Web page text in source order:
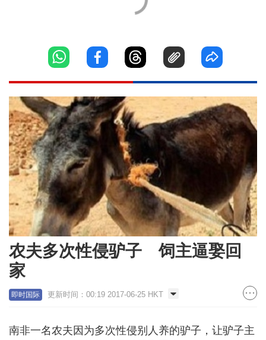
农夫多次性侵驴子 饲主逼娶回
家
即时国际 更新时间：00:19 2017-06-25 HKT
南非一名农夫因为多次性侵别人养的驴子，让驴子主